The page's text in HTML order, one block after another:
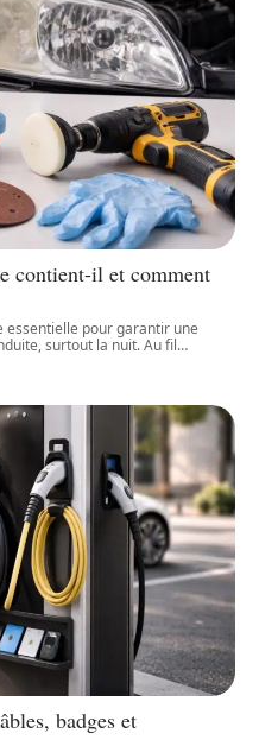
contient-il et comment
essentielle pour garantir une
surtout la nuit. Au fil…
badges et